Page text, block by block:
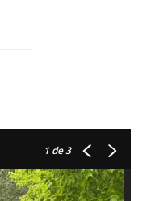
1 de 3